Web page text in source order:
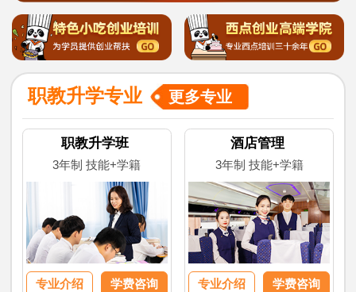
职教升学专业 更多专业
职教升学班
3年制 技能+学籍
专业介绍 学费咨询
酒店管理
3年制 技能+学籍
专业介绍 学费咨询